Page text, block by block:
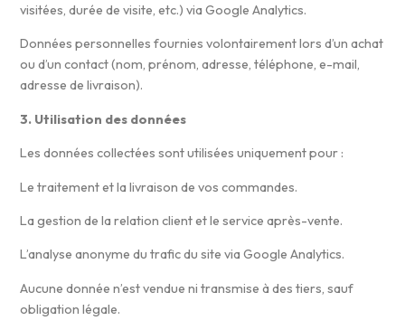
visitées, durée de visite, etc.) via Google Analytics.
Données personnelles fournies volontairement lors d’un achat
ou d’un contact (nom, prénom, adresse, téléphone, e-mail,
adresse de livraison).
3. Utilisation des données
Les données collectées sont utilisées uniquement pour :
Le traitement et la livraison de vos commandes.
La gestion de la relation client et le service après-vente.
L’analyse anonyme du trafic du site via Google Analytics.
Aucune donnée n’est vendue ni transmise à des tiers, sauf
obligation légale.